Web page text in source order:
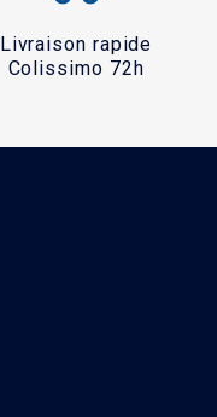
Livraison rapide
Colissimo 72h